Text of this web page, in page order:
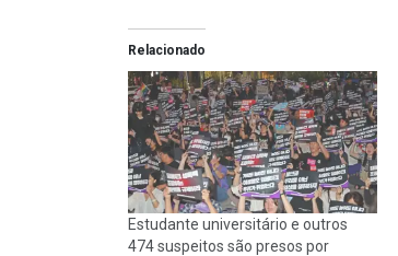
Relacionado
Estudante universitário e outros
474 suspeitos são presos por